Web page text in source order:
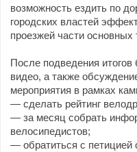
возможность ездить по
городских властей
проезжей части
После подведения
видео, а также
мероприятия в рамках
— сделать рейтинг
— за месяц собрать
велосипедистов;
— обратиться с